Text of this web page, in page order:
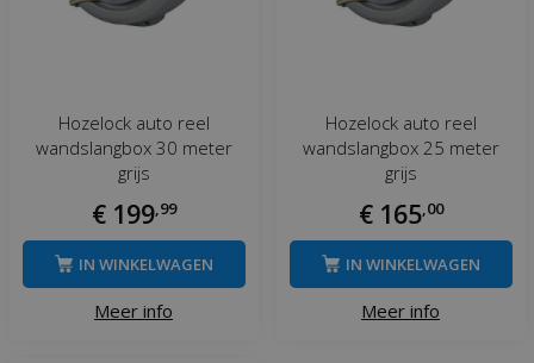
Hozelock auto reel
wandslangbox 30 meter
grijs
€ 199,99
Meer info
IN WINKELWAGEN
Hozelock auto reel
wandslangbox 25 meter
grijs
€ 165,00
Meer info
IN WINKELWAGEN